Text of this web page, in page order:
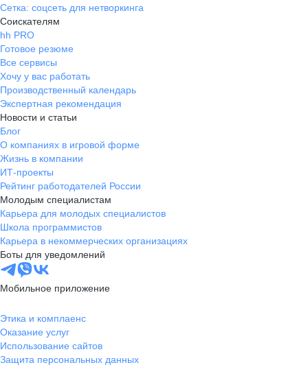
Сетка: соцсеть для нетворкинга
Соискателям
hh PRO
Готовое резюме
Все сервисы
Хочу у вас работать
Производственный календарь
Экспертная рекомендация
Новости и статьи
Блог
О компаниях в игровой форме
Жизнь в компании
ИТ-проекты
Рейтинг работодателей России
Молодым специалистам
Карьера для молодых специалистов
Школа программистов
Карьера в некоммерческих организациях
Боты для уведомлений
Мобильное приложение
Этика и комплаенс
Оказание услуг
Использование сайтов
Защита персональных данных